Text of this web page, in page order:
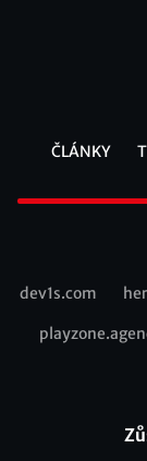
ČLÁNKY
Recommended
dev1s.com